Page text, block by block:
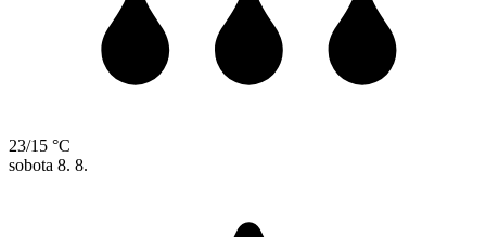
23/15 °C
sobota 8. 8.